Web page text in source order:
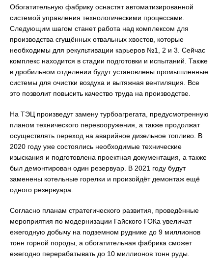
Обогатительную фабрику оснастят автоматизированной
системой управления технологическими процессами.
Следующим шагом станет работа над комплексом для
производства сгущённых отвальных хвостов, которые
необходимы для рекультивации карьеров №1, 2 и 3. Сейчас
комплекс находится в стадии подготовки и испытаний. Также
в дробильном отделении будут установлены промышленные
системы для очистки воздуха и вытяжная вентиляция. Все
это позволит повысить качество труда на производстве.
На ТЭЦ произведут замену турбоагрегата, предусмотренную
планом технического перевооружения, а также продолжат
осуществлять переход на аварийное дизельное топливо. В
2020 году уже состоялись необходимые технические
изыскания и подготовлена проектная документация, а также
был демонтирован один резервуар. В 2021 году будут
заменены котельные горелки и произойдёт демонтаж ещё
одного резервуара.
Согласно планам стратегического развития, проведённые
мероприятия по модернизации Гайского ГОКа увеличат
ежегодную добычу на подземном руднике до 9 миллионов
тонн горной породы, а обогатительная фабрика сможет
ежегодно перерабатывать до 10 миллионов тонн руды.